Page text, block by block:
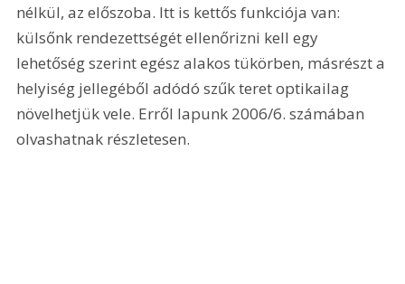
nélkül, az előszoba. Itt is kettős funkciója van:
külsőnk rendezettségét ellenőrizni kell egy
lehetőség szerint egész alakos tükörben, másrészt a
helyiség jellegéből adódó szűk teret optikailag
növelhetjük vele. Erről lapunk 2006/6. számában
olvashatnak részletesen.